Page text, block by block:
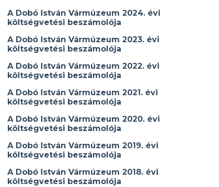
A Dobó István Vármúzeum 2024. évi
költségvetési beszámolója
A Dobó István Vármúzeum 2023. évi
költségvetési beszámolója
A Dobó István Vármúzeum 2022. évi
költségvetési beszámolója
A Dobó István Vármúzeum 2021. évi
költségvetési beszámolója
A Dobó István Vármúzeum 2020. évi
költségvetési beszámolója
A Dobó István Vármúzeum 2019. évi
költségvetési beszámolója
A Dobó István Vármúzeum 2018. évi
költségvetési beszámolója